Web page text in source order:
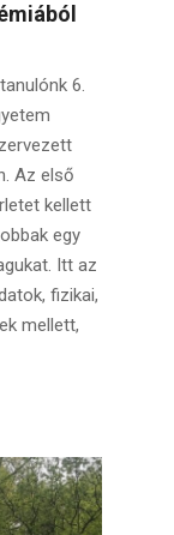
6.
Az első
kellett
egy
Itt az
fizikai,
mellett,